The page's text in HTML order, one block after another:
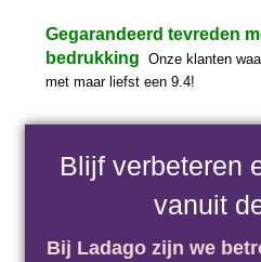
Gegarandeerd tevreden
bedrukking :Onze klanten
met maar liefst een 9.4!
Blijf verbeteren
vanuit
Bij Ladago zijn we